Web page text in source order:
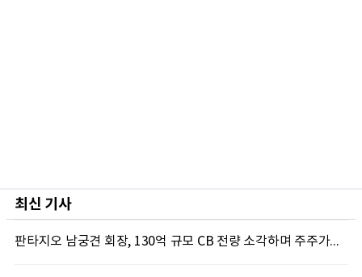
최신 기사
판타지오 남궁견 회장, 130억 규모 CB 전량 소각하며 주주가치 제고 박차